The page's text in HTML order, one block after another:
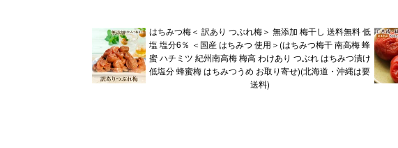
はちみつ梅＜ 訳あり つぶれ梅＞ 無添加 梅干し 送料無料 低
塩 塩分6％ ＜国産 はちみつ 使用＞(はちみつ梅干 南高梅 蜂
蜜 ハチミツ 紀州南高梅 梅高 わけあり つぶれ はちみつ漬け
低塩分 蜂蜜梅 はちみつうめ お取り寄せ)(北海道・沖縄は要
送料)